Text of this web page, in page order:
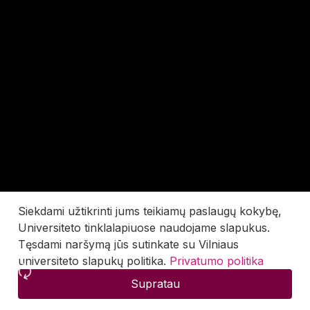
Siekdami užtikrinti jums teikiamų paslaugų kokybę,
Universiteto tinklalapiuose naudojame slapukus.
Tęsdami naršymą jūs sutinkate su Vilniaus
universiteto slapukų politika. Privatumo politika
Supratau